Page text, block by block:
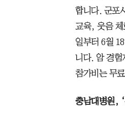
합니다. 군포
교육, 웃음 체
일부터 6월
니다. 암 경험
참가비는 무
충남대병원,